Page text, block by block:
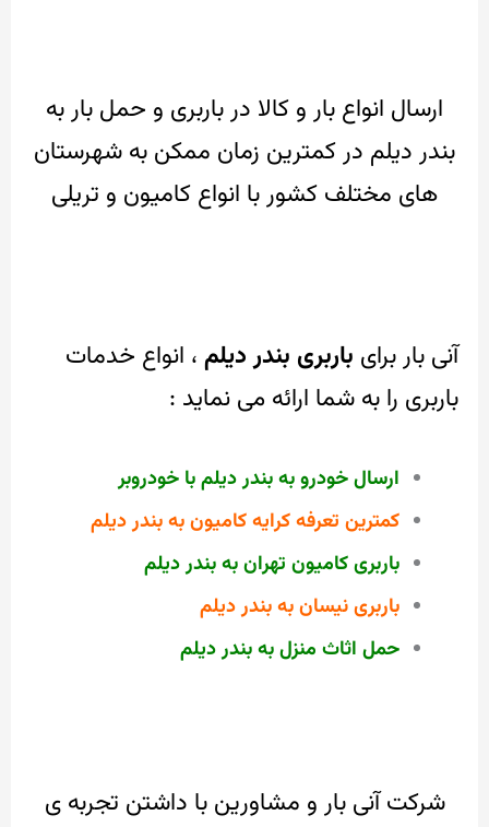
ارسال انواع بار و کالا در باربری و حمل بار به
بندر دیلم در کمترین زمان ممکن به شهرستان
های مختلف کشور با انواع کامیون و تریلی
آنی بار برای باربری بندر دیلم، انواع خدمات
باربری را به شما ارائه می نماید :
ارسال خودرو به بندر دیلم با خودروبر
کمترین تعرفه کرایه کامیون به بندر دیلم
باربری کامیون تهران به بندر دیلم
باربری نیسان به بندر دیلم
حمل اثاث منزل به بندر دیلم
شرکت آنی بار و مشاورین با داشتن تجربه ی